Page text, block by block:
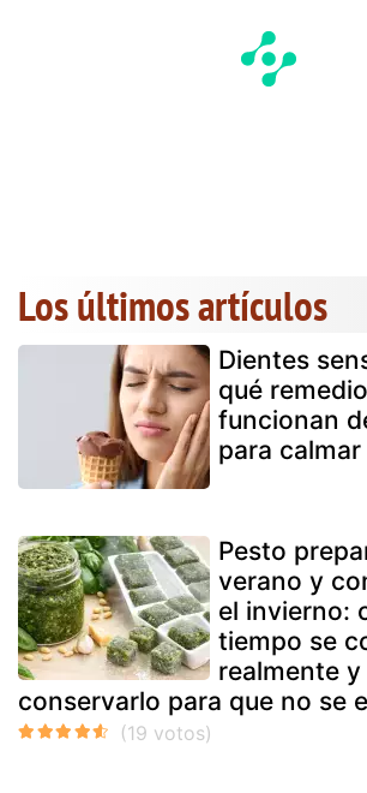
Los últimos artículos
Dientes
qué
funcionan
para
Pesto
verano y
el invierno:
tiempo se
realmente
conservarlo para que no se